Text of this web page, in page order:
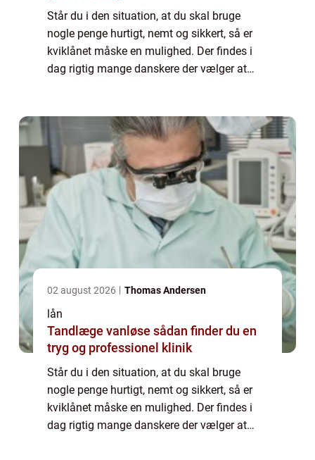
Står du i den situation, at du skal bruge
nogle penge hurtigt, nemt og sikkert, så er
kviklånet måske en mulighed. Der findes i
dag rigtig mange danskere der vælger at
02 august 2026 Thomas Andersen
lån
Tandlæge vanløse sådan finder du en
tryg og professionel klinik
Står du i den situation, at du skal bruge
nogle penge hurtigt, nemt og sikkert, så er
kviklånet måske en mulighed. Der findes i
dag rigtig mange danskere der vælger at